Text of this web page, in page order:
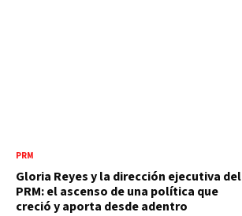
PRM
Gloria Reyes y la dirección ejecutiva del
PRM: el ascenso de una política que
creció y aporta desde adentro